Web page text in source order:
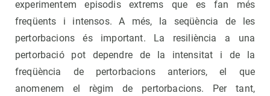
experimentem episodis extrems que es fan més
freqüents i intensos. A més, la seqüència de les
pertorbacions és important. La resiliència a una
pertorbació pot dependre de la intensitat i de la
freqüència de pertorbacions anteriors, el que
anomenem el règim de pertorbacions. Per tant,